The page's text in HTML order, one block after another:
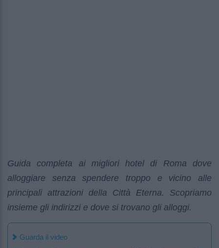
Guida completa ai migliori hotel di Roma dove
alloggiare senza spendere troppo e vicino alle
principali attrazioni della Città Eterna. Scopriamo
insieme gli indirizzi e dove si trovano gli alloggi.
Guarda il video